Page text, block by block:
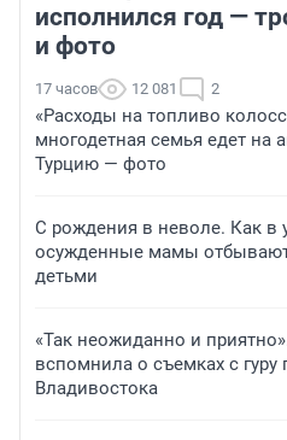
исполнился год —
и фото
17 часов 12 081 2
«Расходы на топливо
многодетная семья едет на
Турцию — фото
С рождения в неволе. Как в
осужденные мамы
детьми
«Так неожиданно и
вспомнила о съемках с гуру
Владивостока